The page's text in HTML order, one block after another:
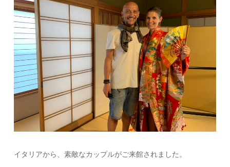
イタリアから、素敵なカップルがご来館されました。